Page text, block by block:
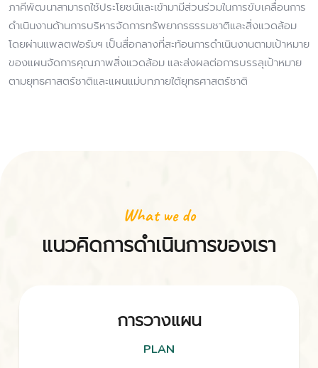
ภาคีพัฒนาสามารถใช้ประโยชน์และเข้ามามีส่วนร่วมในการขับเคลื่อนการ
ดำเนินงานด้านการบริหารจัดการทรัพยากรธรรมชาติและสิ่งแวดล้อม
โดยผ่านแพลตฟอร์มฯ เป็นสื่อกลางที่สะท้อนการดำเนินงานตามเป้าหมาย
ของแผนจัดการคุณภาพสิ่งแวดล้อม และส่งผลต่อการบรรลุเป้าหมาย
ตามยุทธศาสตร์ชาติและแผนแม่บทภายใต้ยุทธศาสตร์ชาติ
What we do
แนวคิดการดำเนินการของเรา
การวางแผน
PLAN